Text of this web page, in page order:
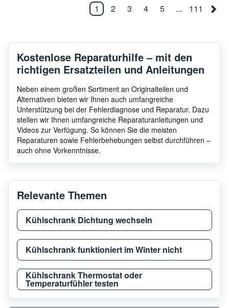
1 2 3 4 5 ... 111
Kostenlose Reparaturhilfe – mit den
richtigen Ersatzteilen und Anleitungen
Neben einem großen Sortiment an Originalteilen und
Alternativen bieten wir Ihnen auch umfangreiche
Unterstützung bei der Fehlerdiagnose und Reparatur. Dazu
stellen wir Ihnen umfangreiche Reparaturanleitungen und
Videos zur Verfügung. So können Sie die meisten
Reparaturen sowie Fehlerbehebungen selbst durchführen –
auch ohne Vorkenntnisse.
Relevante Themen
Kühlschrank Dichtung wechseln
Kühlschrank funktioniert im Winter nicht
Kühlschrank Thermostat oder
Temperaturfühler testen